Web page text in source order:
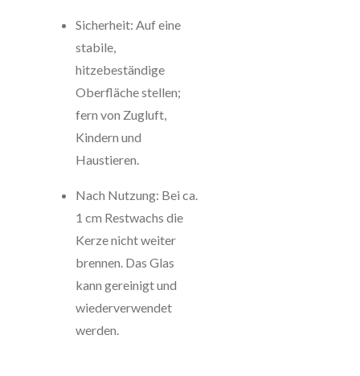
Sicherheit: Auf eine
stabile,
hitzebeständige
Oberfläche stellen;
fern von Zugluft,
Kindern und
Haustieren.
Nach Nutzung: Bei ca.
1 cm Restwachs die
Kerze nicht weiter
brennen. Das Glas
kann gereinigt und
wiederverwendet
werden.